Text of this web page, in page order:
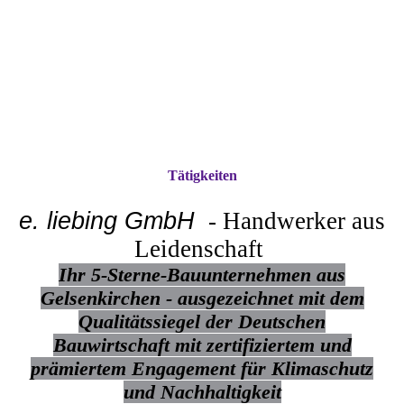
e. liebing GmbH - Handwerker aus
Leidenschaft
Ihr 5-Sterne-Bauunternehmen aus
Gelsenkirchen - ausgezeichnet mit dem
Qualitätssiegel der Deutschen
Bauwirtschaft mit zertifiziertem und
prämiertem Engagement für Klimaschutz
und Nachhaltigkeit
Tätigkeiten